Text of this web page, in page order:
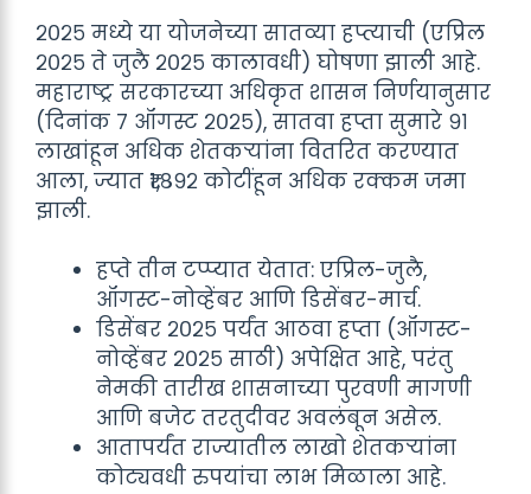
२०२५ मध्ये या योजनेच्या सातव्या हप्त्याची (एप्रिल
२०२५ ते जुलै २०२५ कालावधी) घोषणा झाली आहे.
महाराष्ट्र सरकारच्या अधिकृत शासन निर्णयानुसार
(दिनांक ७ ऑगस्ट २०२५), सातवा हप्ता सुमारे ९१
लाखांहून अधिक शेतकऱ्यांना वितरित करण्यात
आला, ज्यात ₹१,८९२ कोटींहून अधिक रक्कम जमा
झाली.
हप्ते तीन टप्प्यात येतात: एप्रिल-जुलै,
ऑगस्ट-नोव्हेंबर आणि डिसेंबर-मार्च.
डिसेंबर २०२५ पर्यंत आठवा हप्ता (ऑगस्ट-
नोव्हेंबर २०२५ साठी) अपेक्षित आहे, परंतु
नेमकी तारीख शासनाच्या पुरवणी मागणी
आणि बजेट तरतुदीवर अवलंबून असेल.
आतापर्यंत राज्यातील लाखो शेतकऱ्यांना
कोट्यवधी रुपयांचा लाभ मिळाला आहे.